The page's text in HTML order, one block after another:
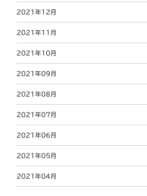
2021年12月
2021年11月
2021年10月
2021年09月
2021年08月
2021年07月
2021年06月
2021年05月
2021年04月